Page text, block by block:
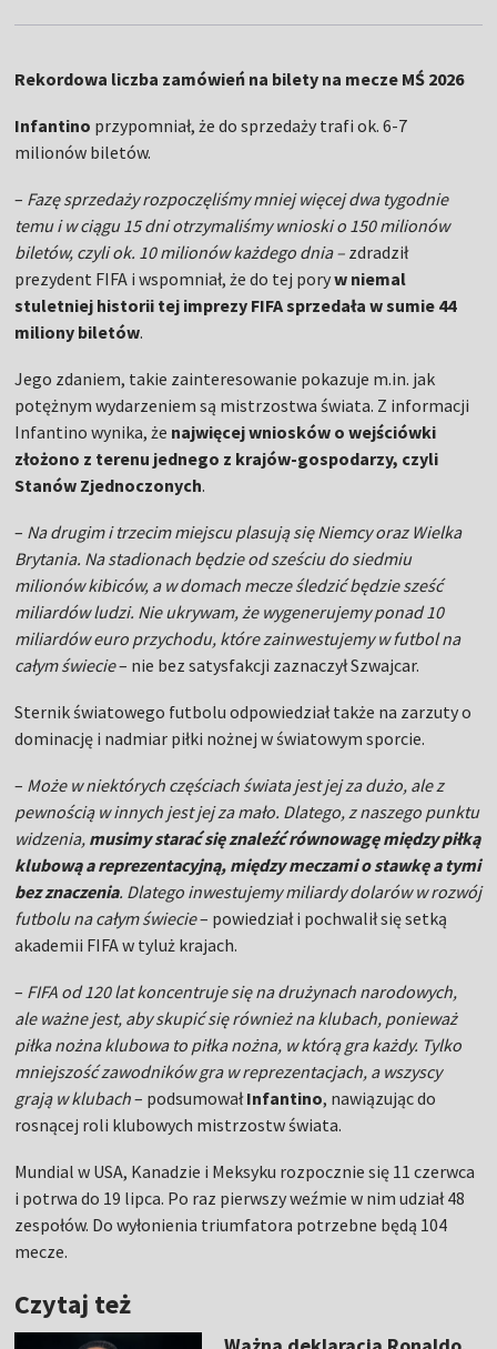
Rekordowa liczba zamówień na bilety na mecze MŚ 2026
Infantino przypomniał, że do sprzedaży trafi ok. 6-7
milionów biletów.
– Fazę sprzedaży rozpoczęliśmy mniej więcej dwa tygodnie
temu i w ciągu 15 dni otrzymaliśmy wnioski o 150 milionów
biletów, czyli ok. 10 milionów każdego dnia – zdradził
prezydent FIFA i wspomniał, że do tej poryw niemal
stuletniej historii tej imprezy FIFA sprzedała w sumie 44
miliony biletów.
Jego zdaniem, takie zainteresowanie pokazuje m.in. jak
potężnym wydarzeniem są mistrzostwa świata. Z informacji
Infantino wynika, że najwięcej wniosków o wejściówki
złożono z terenu jednego z krajów-gospodarzy, czyli
Stanów Zjednoczonych.
– Na drugim i trzecim miejscu plasują się Niemcy oraz Wielka
Brytania. Na stadionach będzie od sześciu do siedmiu
milionów kibiców, a w domach mecze śledzić będzie sześć
miliardów ludzi. Nie ukrywam, że wygenerujemy ponad 10
miliardów euro przychodu, które zainwestujemy w futbol na
całym świecie– nie bez satysfakcji zaznaczył Szwajcar.
Sternik światowego futbolu odpowiedział także na zarzuty o
dominację i nadmiar piłki nożnej w światowym sporcie.
– Może w niektórych częściach świata jest jej za dużo, ale z
pewnością w innych jest jej za mało. Dlatego, z naszego punktu
widzenia, musimy starać się znaleźć równowagę między piłką
klubową a reprezentacyjną, między meczami o stawkę a tymi
bez znaczenia. Dlatego inwestujemy miliardy dolarów w rozwój
futbolu na całym świecie– powiedział i pochwalił się setką
akademii FIFA w tyluż krajach.
– FIFA od 120 lat koncentruje się na drużynach narodowych,
ale ważne jest, aby skupić się również na klubach, ponieważ
piłka nożna klubowa to piłka nożna, w którą gra każdy. Tylko
mniejszość zawodników gra w reprezentacjach, a wszyscy
grają w klubach– podsumowałInfantino, nawiązując do
rosnącej roli klubowych mistrzostw świata.
Mundial w USA, Kanadzie i Meksyku rozpocznie się 11 czerwca
i potrwa do 19 lipca. Po raz pierwszy weźmie w nim udział 48
zespołów. Do wyłonienia triumfatora potrzebne będą 104
mecze.
Czytaj też